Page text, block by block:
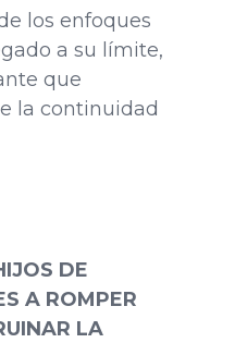
los enfoques
a su límite,
que
la continuidad
DE
A ROMPER
LA